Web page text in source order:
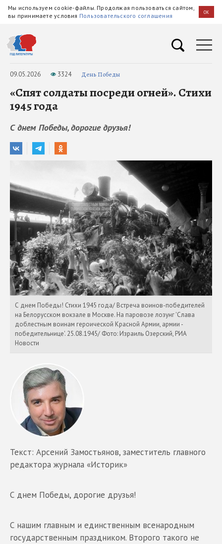
Мы используем cookie-файлы. Продолжая пользоваться сайтом,
вы принимаете условия Пользовательского соглашения OK
09.05.2026 3324 День Победы
«Спят солдаты посреди огней». Стихи
1945 года
С днем Победы, дорогие друзья!
С днем Победы! Стихи 1945 года/ Встреча воинов-победителей
на Белорусском вокзале в Москве. На паровозе лозунг 'Слава
доблестным воинам героической Красной Армии, армии -
победительнице'. 25.08.1945/ Фото: Израиль Озерский, РИА
Новости
Текст: Арсений Замостьянов, заместитель главного
редактора журнала «Историк»
С днем Победы, дорогие друзья!
С нашим главным и единственным всенародным
государственным праздником. Второго такого не